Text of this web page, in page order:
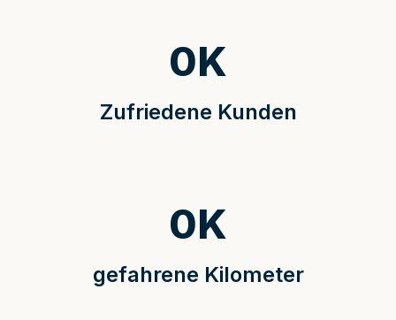
Zufriedene Kunden
0K
gefahrene Kilometer
0K